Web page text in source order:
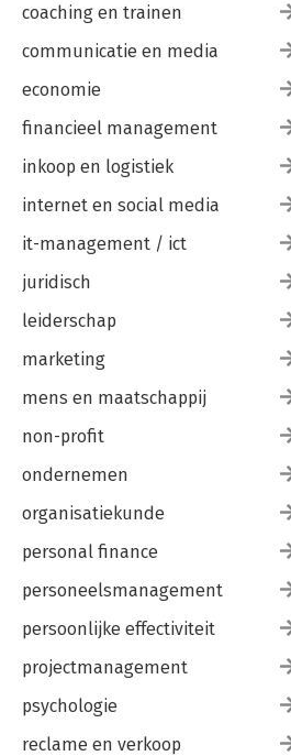
coaching en trainen
communicatie en media
economie
financieel management
inkoop en logistiek
internet en social media
it-management / ict
juridisch
leiderschap
marketing
mens en maatschappij
non-profit
ondernemen
organisatiekunde
personal finance
personeelsmanagement
persoonlijke effectiviteit
projectmanagement
psychologie
reclame en verkoop